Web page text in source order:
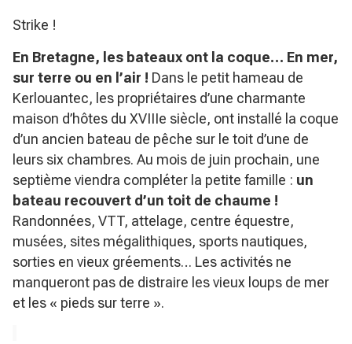
Strike !
En Bretagne, les bateaux ont la coque… En mer,
sur terre ou en l’air ! Dans le petit hameau de
Kerlouantec, les propriétaires d’une charmante
maison d’hôtes du XVIIIe siècle, ont installé la coque
d’un ancien bateau de pêche sur le toit d’une de
leurs six chambres. Au mois de juin prochain, une
septième viendra compléter la petite famille : un
bateau recouvert d’un toit de chaume !
Randonnées, VTT, attelage, centre équestre,
musées, sites mégalithiques, sports nautiques,
sorties en vieux gréements… Les activités ne
manqueront pas de distraire les vieux loups de mer
et les « pieds sur terre ».